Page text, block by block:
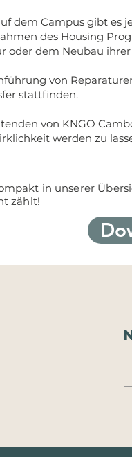
in unserer
zählt!
dem Campus gibt es
des Housing
oder dem Neubau ihrer
von
stattfinden.
von KNGO
werden zu